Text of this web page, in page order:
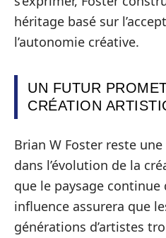
héritage basé sur
l’autonomie créative.
UN FUTUR
CRÉATION
Brian W Foster reste
dans l’évolution de la
que le paysage continue
influence assurera que
générations d’artistes